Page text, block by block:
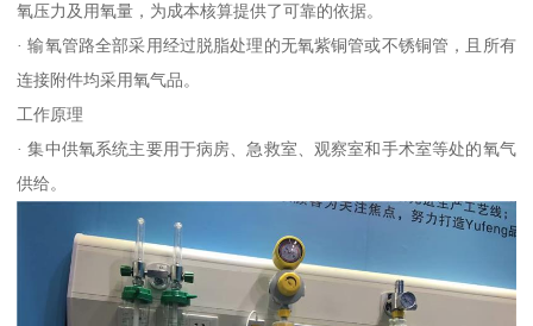
氧压力及用氧量，为成本核算提供了可靠的依据。
· 输氧管路全部采用经过脱脂处理的无氧紫铜管或不锈铜管，且所有
连接附件均采用氧气品。
工作原理
· 集中供氧系统主要用于病房、急救室、观察室和手术室等处的氧气
供给。